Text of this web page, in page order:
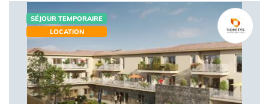
SÉJOUR TEMPORAIRE
LOCATION